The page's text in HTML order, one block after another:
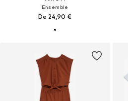
Ensemble
De 24,90 €